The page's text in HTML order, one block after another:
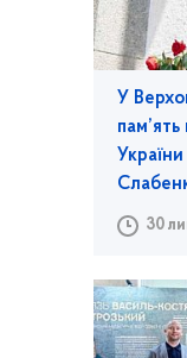
У
30